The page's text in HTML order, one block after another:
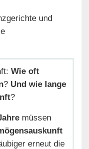
und
Wie oft
? Und wie lange
?
müssen
erneut die